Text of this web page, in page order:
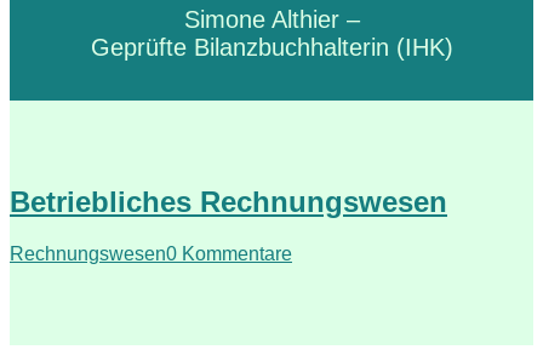
Simone Althier –
Geprüfte Bilanzbuchhalterin (IHK)
Betriebliches Rechnungswesen
Rechnungswesen0 Kommentare